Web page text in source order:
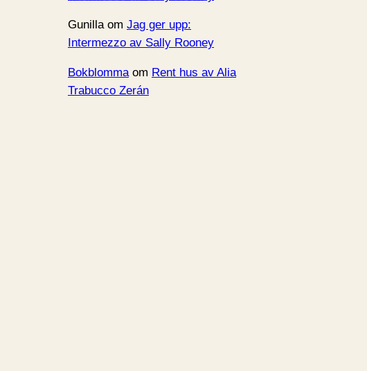
Gunillaom Jag ger upp:
Intermezzo av Sally Rooney
Bokblommaom Rent hus av Alia
Trabucco Zerán